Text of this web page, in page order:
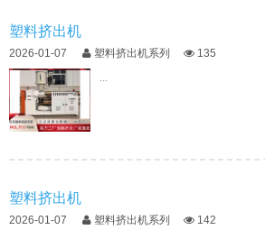
塑料挤出机
2026-01-07 塑料挤出机系列
135
...
塑料挤出机
2026-01-07 塑料挤出机系列
142